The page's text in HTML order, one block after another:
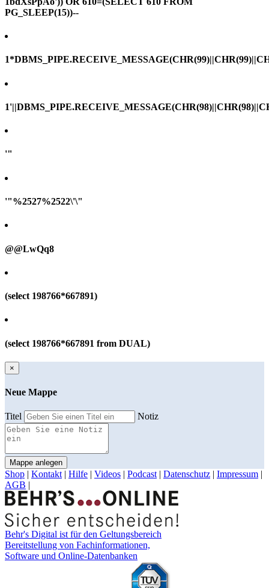
PG_SLEEP(15))--
'"
'"%2527%2522\'\"
@@LwQq8
(select 198766*667891)
(select 198766*667891 from DUAL)
×
Neue Mappe
Titel Notiz
Mappe anlegen
Shop | Kontakt | Hilfe | Videos | Podcast | Datenschutz | Impressum |
AGB |
Behr's Digital ist für den Geltungsbereich
Bereitstellung von Fachinformationen,
Software und Online-Datenbanken